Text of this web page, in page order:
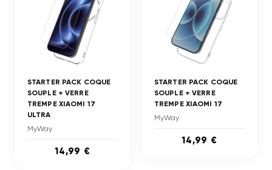
STARTER PACK COQUE
SOUPLE + VERRE
TREMPE XIAOMI 17
ULTRA
MyWay
14,99 €
STARTER PACK COQUE
SOUPLE + VERRE
TREMPE XIAOMI 17
MyWay
14,99 €